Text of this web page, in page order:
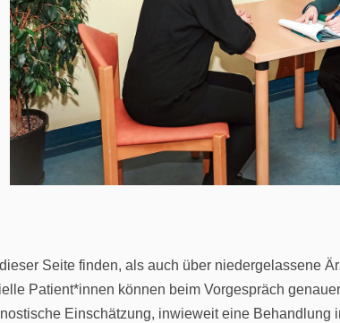
Seite finden, als auch über niedergelassene
Patient*innen können beim Vorgespräch
Einschätzung, inwieweit eine Behandlung